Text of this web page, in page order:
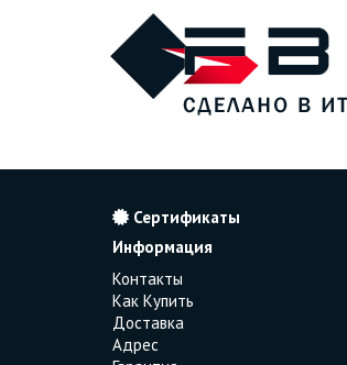
Сертификаты
Информация
Контакты
Как Купить
Доставка
Адрес